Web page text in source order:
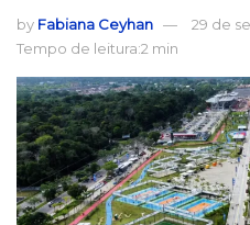
by Fabiana Ceyhan
29 de
Tempo de leitura:2 min